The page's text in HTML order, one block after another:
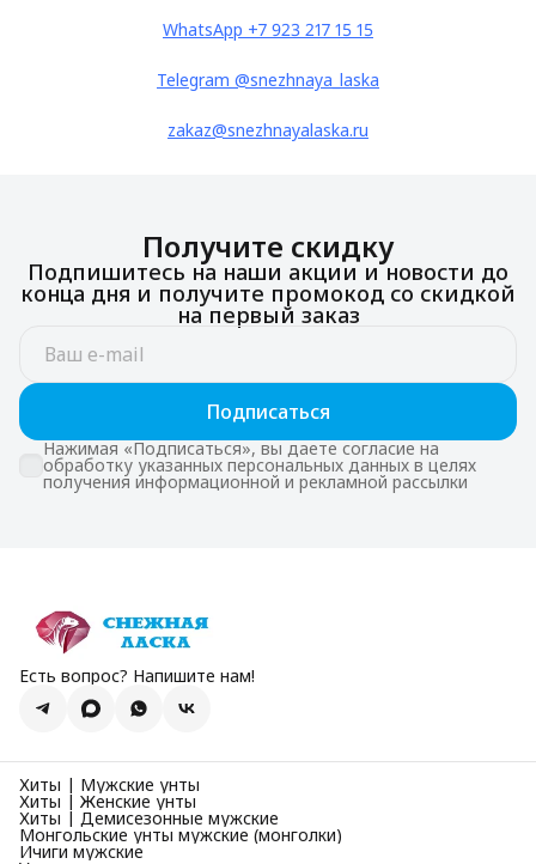
WhatsApp +7 923 217 15 15
Telegram @snezhnaya_laska
zakaz@snezhnayalaska.ru
Получите скидку
Подпишитесь на наши акции и новости до
конца дня и получите промокод со скидкой
на первый заказ
Подписаться
Нажимая «Подписаться», вы даете согласие на
обработку указанных персональных данных в целях
получения информационной и рекламной рассылки
Есть вопрос? Напишите нам!
Хиты | Мужские унты
Хиты | Женские унты
Хиты | Демисезонные мужские
Монгольские унты мужские (монголки)
Ичиги мужские